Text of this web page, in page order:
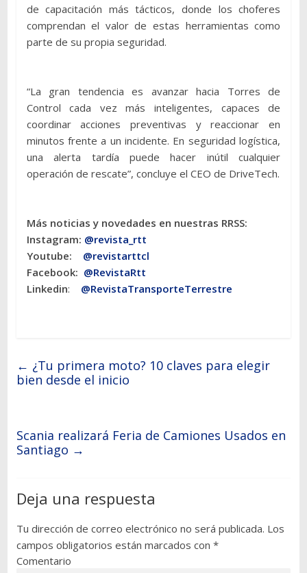
de capacitación más tácticos, donde los choferes
comprendan el valor de estas herramientas como
parte de su propia seguridad.
“La gran tendencia es avanzar hacia Torres de
Control cada vez más inteligentes, capaces de
coordinar acciones preventivas y reaccionar en
minutos frente a un incidente. En seguridad logística,
una alerta tardía puede hacer inútil cualquier
operación de rescate”, concluye el CEO de DriveTech.
Más noticias y novedades en nuestras RRSS:
Instagram: @revista_rtt
Youtube: @revistarttcl
Facebook: @RevistaRtt
Linkedin: @RevistaTransporteTerrestre
← ¿Tu primera moto? 10 claves para elegir
bien desde el inicio
Scania realizará Feria de Camiones Usados en
Santiago →
Deja una respuesta
Tu dirección de correo electrónico no será publicada. Los
campos obligatorios están marcados con *
Comentario